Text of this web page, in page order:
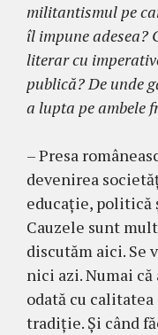
militantismul pe
îl impune adesea?
literar cu
publică? De unde
a lupta pe am­bele
– Presa
deve­nirea
educaţie, politică
Cauzele sunt
discutăm aici. Se
nici azi. Numai
odată cu
tradiţie. Şi când